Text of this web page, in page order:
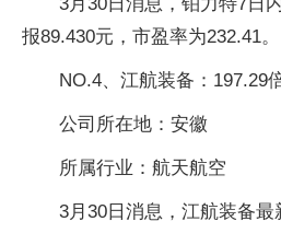
报89.430元，市盈率为232.41。
NO.4、江航装备：197.29
公司所在地：安徽
所属行业：航天航空
3月30日消息，江航装备最